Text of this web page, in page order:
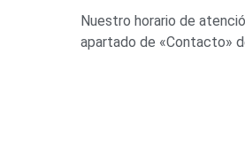
Nuestro horario de
apartado de «Contacto»